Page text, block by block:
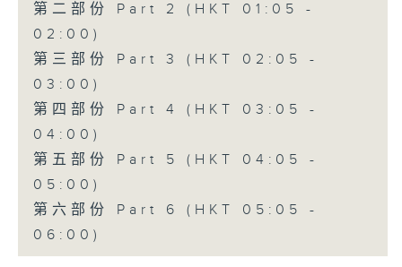
第二部份 Part 2 (HKT 01:05 -
02:00)
第三部份 Part 3 (HKT 02:05 -
03:00)
第四部份 Part 4 (HKT 03:05 -
04:00)
第五部份 Part 5 (HKT 04:05 -
05:00)
第六部份 Part 6 (HKT 05:05 -
06:00)